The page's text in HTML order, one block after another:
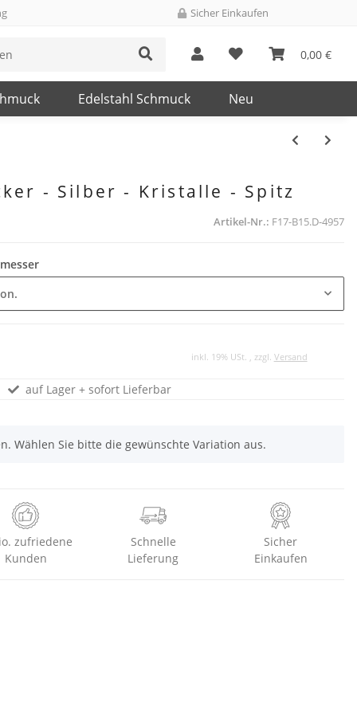
Sicher Einkaufen
0,00 €
Edelstahl Schmuck Neu
- Silber - Kristalle - Spitz
Artikel-Nr.: F17-B15.D-4957
inkl. 19% USt. , zzgl. Versand
auf Lager + sofort Lieferbar
Wählen Sie bitte die gewünschte Variation aus.
zufriedene
Kunden
Schnelle
Lieferung
Sicher
Einkaufen